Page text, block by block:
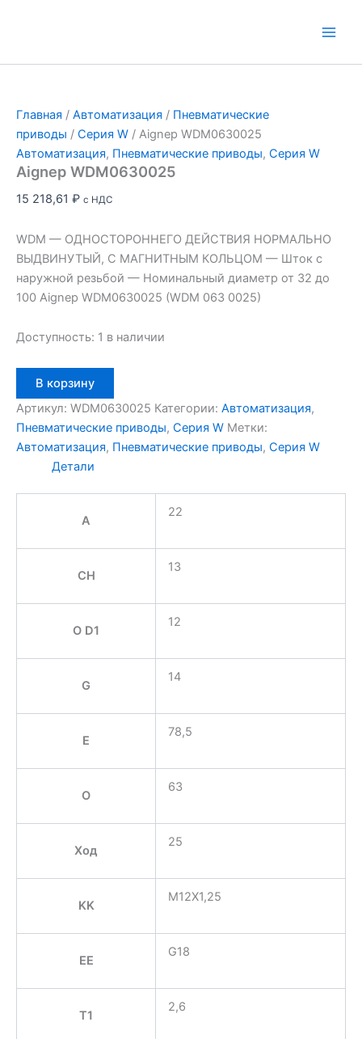
Главная / Автоматизация / Пневматические
приводы / Серия W / Aignep WDM0630025
Автоматизация, Пневматические приводы, Серия W
Aignep WDM0630025
15 218,61 ₽ с НДС
WDM — ОДНОСТОРОННЕГО ДЕЙСТВИЯ НОРМАЛЬНО
ВЫДВИНУТЫЙ, С МАГНИТНЫМ КОЛЬЦОМ — Шток с
наружной резьбой — Номинальный диаметр от 32 до
100 Aignep WDM0630025 (WDM 063 0025)
Доступность: 1 в наличии
товара
Aignep
WDM0630025
В корзину
Артикул: WDM0630025 Категории: Автоматизация,
Пневматические приводы, Серия W Метки:
Автоматизация, Пневматические приводы, Серия W
Детали
A
22
CH
13
O D1
12
G
14
E
78,5
O
63
Ход
25
KK
M12X1,25
EE
G18
T1
2,6